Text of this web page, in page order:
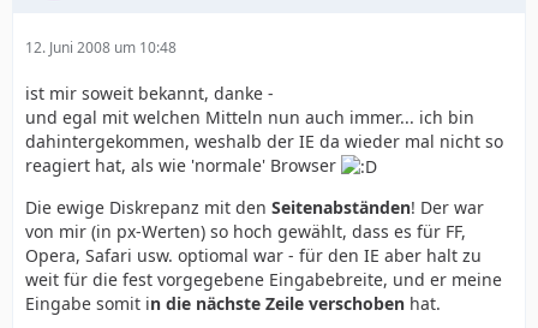
12. Juni 2008 um 10:48
ist mir soweit bekannt, danke -
und egal mit welchen Mitteln nun auch immer... ich bin
dahintergekommen, weshalb der IE da wieder mal nicht so
reagiert hat, als wie 'normale' Browser
Die ewige Diskrepanz mit den Seitenabständen! Der war
von mir (in px-Werten) so hoch gewählt, dass es für FF,
Opera, Safari usw. optiomal war - für den IE aber halt zu
weit für die fest vorgegebene Eingabebreite, und er meine
Eingabe somit in die nächste Zeile verschoben hat.